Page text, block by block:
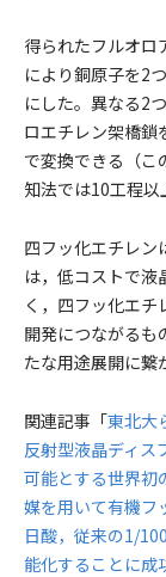
得られたフルオロ
により銅原子を2
にした。異なる2
ロエチレン架橋鎖
で変換できる（こ
知法では10工程以
四フッ化エチレン
は，低コストで液
く，四フッ化エ
開発につながるも
たな用途展開に繋
関連記事「東北大
反射型液晶ディス
可能とする世界初
媒を用いて有機フ
日酸，従来の1/
能化することに成